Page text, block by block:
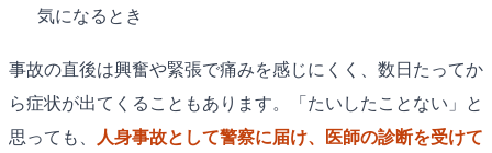
気になるとき
事故の直後は興奮や緊張で痛みを感じにくく、数日たってか
ら症状が出てくることもあります。「たいしたことない」と
思っても、
人身事故として警察に届け、医師の診断を受けて